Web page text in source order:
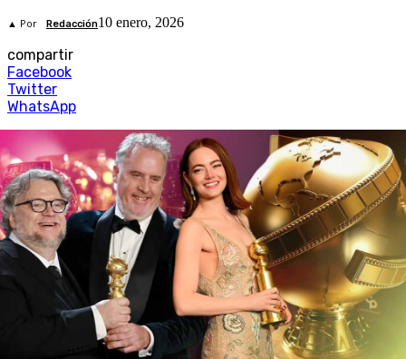
▲ Por Redacción10 enero, 2026
compartir
Facebook
Twitter
WhatsApp